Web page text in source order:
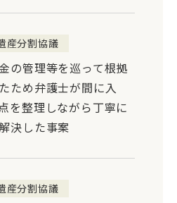
産分割協議
の管理等を巡って根拠
ため弁護士が間に入
を整理しながら丁寧に
決した事案
産分割協議